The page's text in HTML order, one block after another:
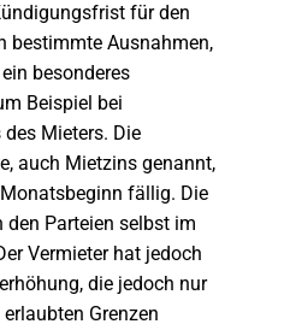
für den
bestimmte Ausnahmen,
besonderes
Beispiel bei
Mieters. Die
auch Mietzins genannt,
fällig. Die
den Parteien selbst im
Vermieter hat jedoch
die jedoch nur
Grenzen